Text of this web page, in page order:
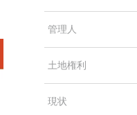
管理人
土地権利
現状